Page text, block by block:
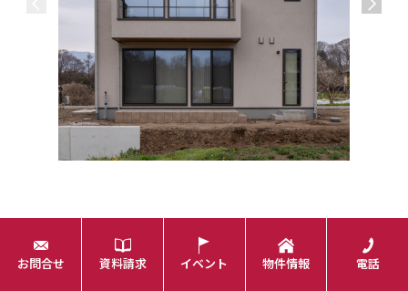
一覧へ戻る
お問合せ 資料請求 イベント 物件情報 電話